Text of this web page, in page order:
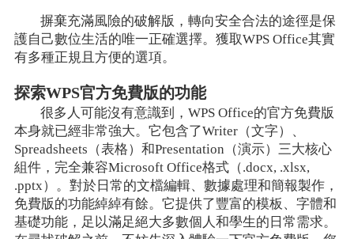
摒棄充滿風險的破解版，轉向安全合法的途徑是保
護自己數位生活的唯一正確選擇。獲取WPS Office其實
有多種正規且方便的選項。
探索WPS官方免費版的功能
很多人可能沒有意識到，WPS Office的官方免費版
本身就已經非常強大。它包含了Writer（文字）、
Spreadsheets（表格）和Presentation（演示）三大核心
組件，完全兼容Microsoft Office格式（.docx, .xlsx,
.pptx）。對於日常的文檔編輯、數據處理和簡報製作，
免費版的功能綽綽有餘。它提供了豐富的模板、字體和
基礎功能，足以滿足絕大多數個人和學生的日常需求。